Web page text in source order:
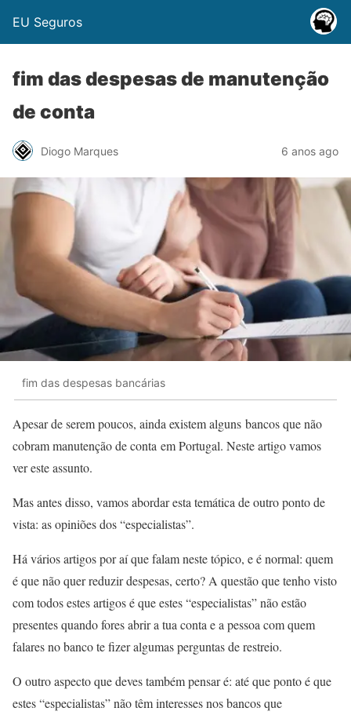
EU Seguros
fim das despesas de manutenção
de conta
Diogo Marques 6 anos ago
fim das despesas bancárias
Apesar de serem poucos, ainda existem alguns bancos que não
cobram manutenção de conta em Portugal. Neste artigo vamos
ver este assunto.
Mas antes disso, vamos abordar esta temática de outro ponto de
vista: as opiniões dos “especialistas”.
Há vários artigos por aí que falam neste tópico, e é normal: quem
é que não quer reduzir despesas, certo? A questão que tenho visto
com todos estes artigos é que estes “especialistas” não estão
presentes quando fores abrir a tua conta e a pessoa com quem
falares no banco te fizer algumas perguntas de restreio.
O outro aspecto que deves também pensar é: até que ponto é que
estes “especialistas” não têm interesses nos bancos que